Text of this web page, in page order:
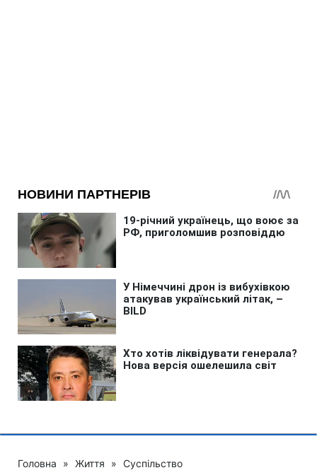
Головна » Життя » Суспільство